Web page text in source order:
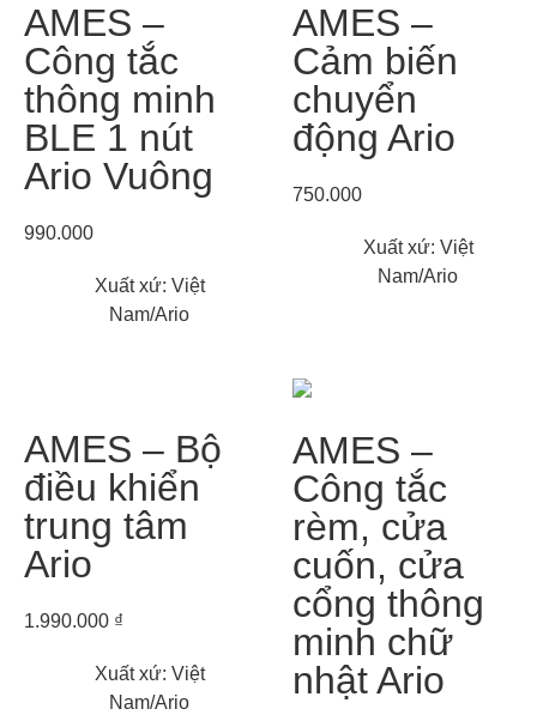
AMES –
Công tắc
thông minh
BLE 1 nút
Ario Vuông
990.000
Xuất xứ: Việt
Nam/Ario
AMES –
Cảm biến
chuyển
động Ario
750.000
Xuất xứ: Việt
Nam/Ario
AMES – Bộ
điều khiển
trung tâm
Ario
1.990.000 ₫
Xuất xứ: Việt
Nam/Ario
AMES –
Công tắc
rèm, cửa
cuốn, cửa
cổng thông
minh chữ
nhật Ario